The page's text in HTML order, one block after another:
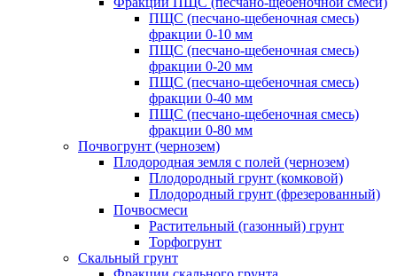
ПЩС (песчано-щебеночная смесь)
фракции 0-10 мм
ПЩС (песчано-щебеночная смесь)
фракции 0-20 мм
ПЩС (песчано-щебеночная смесь)
фракции 0-40 мм
ПЩС (песчано-щебеночная смесь)
фракции 0-80 мм
Почвогрунт (чернозем)
Плодородная земля с полей (чернозем)
Плодородный грунт (комковой)
Плодородный грунт (фрезерованный)
Почвосмеси
Растительный (газонный) грунт
Торфогрунт
Скальный грунт